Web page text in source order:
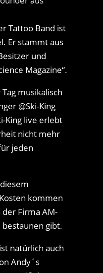
Tattoo Band ist
Er stammt aus
und
Magazine“.
musikalisch
@Ski-King
King live erlebt
nicht mehr
jeden
kommen
Firma AM-
bestaunen gibt.
natürlich auch
Andy´s